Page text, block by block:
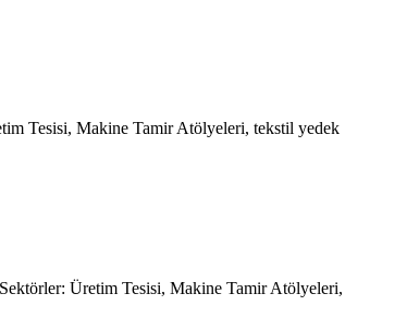
Tesisi, Makine Tamir Atölyeleri, tekstil yedek
Üretim Tesisi, Makine Tamir Atölyeleri,